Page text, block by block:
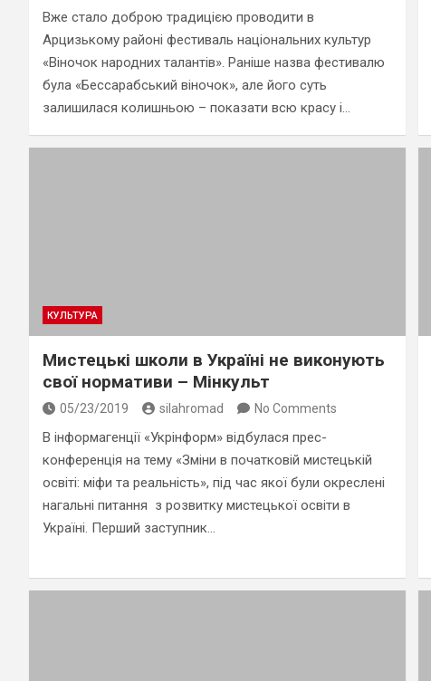
Вже стало доброю традицією проводити в
Арцизькому районі фестиваль національних культур
«Віночок народних талантів». Раніше назва фестивалю
була «Бессарабський віночок», але його суть
залишилася колишньою – показати всю красу і…
КУЛЬТУРА
Мистецькі школи в Україні не виконують
свої нормативи – Мінкульт
05/23/2019 silahromad No Comments
В інформагенції «Укрінформ» відбулася прес-
конференція на тему «Зміни в початковій мистецькій
освіті: міфи та реальність», під час якої були окреслені
нагальні питання з розвитку мистецької освіти в
Україні. Перший заступник…